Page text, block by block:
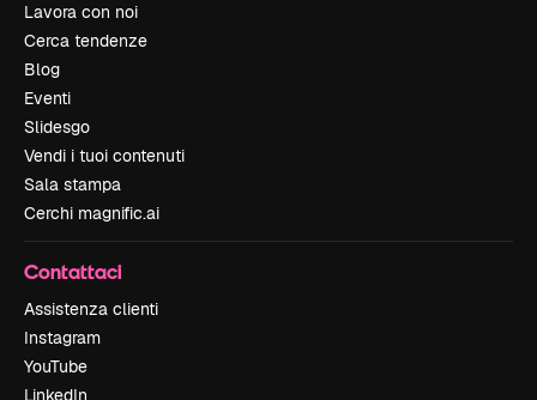
Lavora con noi
Cerca tendenze
Blog
Eventi
Slidesgo
Vendi i tuoi contenuti
Sala stampa
Cerchi magnific.ai
Contattaci
Assistenza clienti
Instagram
YouTube
LinkedIn